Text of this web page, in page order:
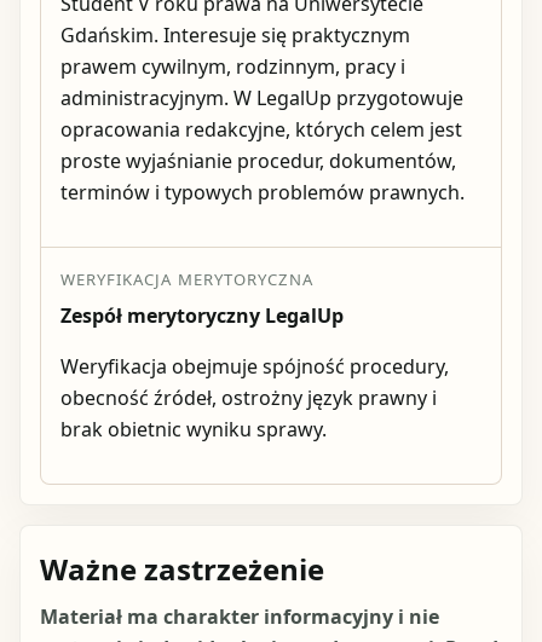
Gdańskim. Interesuje się praktycznym
prawem cywilnym, rodzinnym, pracy i
administracyjnym. W LegalUp przygotowuje
opracowania redakcyjne, których celem jest
proste wyjaśnianie procedur, dokumentów,
terminów i typowych problemów prawnych.
WERYFIKACJA MERYTORYCZNA
Zespół merytoryczny LegalUp
Weryfikacja obejmuje spójność procedury,
obecność źródeł, ostrożny język prawny i
brak obietnic wyniku sprawy.
Ważne zastrzeżenie
Materiał ma charakter informacyjny i nie